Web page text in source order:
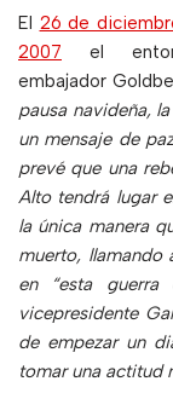
El 26 de
2007 el
embajador
pausa navideña,
un mensaje de
prevé que una
Alto tendrá lugar
la única manera
muerto, llamando
en “esta
vicepresidente
de empezar un
tomar una actitud